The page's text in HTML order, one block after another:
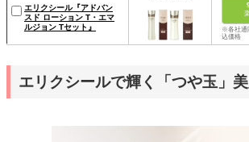
エリクシール『アドバン
スド ローション T・エマ
ルジョン Tセット』
※各社通
込価格
エリクシールで輝く「つや玉」